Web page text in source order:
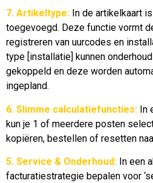
7. Artikeltype: In de artikelkaart
toegevoegd. Deze functie vormt
registreren van uurcodes en
type [installatie] kunnen
gekoppeld en deze worden
ingepland.
6. Slimme calculatiefuncties: In
kun je 1 of meerdere posten
kopiëren, bestellen of resetten
5. Service & Onderhoud: In een
facturatiestrategie bepalen voor